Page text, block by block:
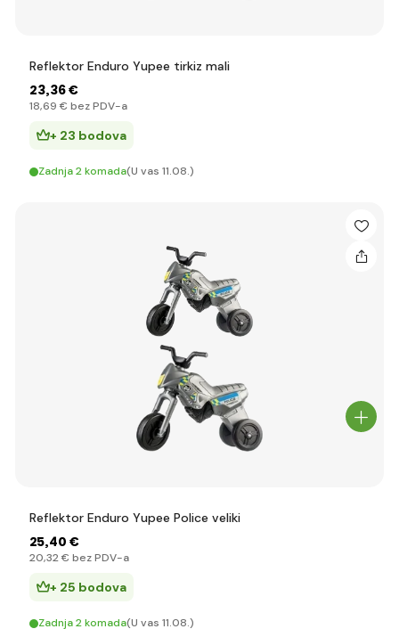
Reflektor Enduro Yupee tirkiz mali
23,36 €
18,69 € bez PDV-a
+ 23 bodova
Zadnja 2 komada(U vas 11.08.)
Reflektor Enduro Yupee Police veliki
25,40 €
20,32 € bez PDV-a
+ 25 bodova
Zadnja 2 komada(U vas 11.08.)